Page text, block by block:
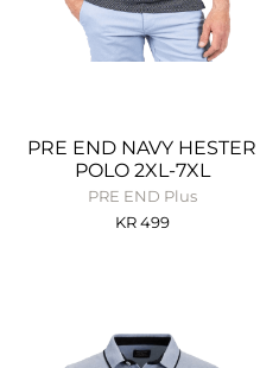
PRE END NAVY HESTER
POLO 2XL-7XL
PRE END Plus
KR499